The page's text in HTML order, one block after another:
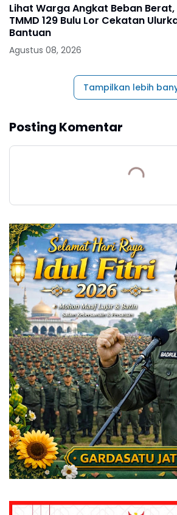
Lihat Warga Angkat Beban
TMMD 129 Bulu Lor Cekatan
Bantuan
Agustus 08, 2026
Tampilkan lebih
Posting Komentar